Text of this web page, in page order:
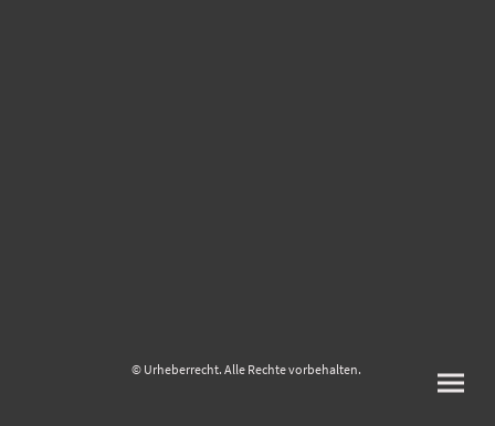
© Urheberrecht. Alle Rechte vorbehalten.